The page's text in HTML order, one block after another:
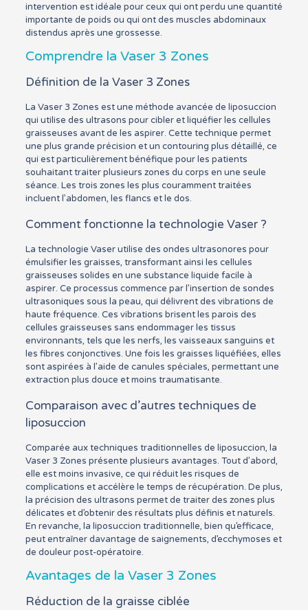
intervention est idéale pour ceux qui ont perdu une quantité
importante de poids ou qui ont des muscles abdominaux
distendus après une grossesse.
Comprendre la Vaser 3 Zones
Définition de la Vaser 3 Zones
La Vaser 3 Zones est une méthode avancée de liposuccion
qui utilise des ultrasons pour cibler et liquéfier les cellules
graisseuses avant de les aspirer. Cette technique permet
une plus grande précision et un contouring plus détaillé, ce
qui est particulièrement bénéfique pour les patients
souhaitant traiter plusieurs zones du corps en une seule
séance. Les trois zones les plus couramment traitées
incluent l’abdomen, les flancs et le dos.
Comment fonctionne la technologie Vaser ?
La technologie Vaser utilise des ondes ultrasonores pour
émulsifier les graisses, transformant ainsi les cellules
graisseuses solides en une substance liquide facile à
aspirer. Ce processus commence par l’insertion de sondes
ultrasoniques sous la peau, qui délivrent des vibrations de
haute fréquence. Ces vibrations brisent les parois des
cellules graisseuses sans endommager les tissus
environnants, tels que les nerfs, les vaisseaux sanguins et
les fibres conjonctives. Une fois les graisses liquéfiées, elles
sont aspirées à l’aide de canules spéciales, permettant une
extraction plus douce et moins traumatisante.
Comparaison avec d’autres techniques de
liposuccion
Comparée aux techniques traditionnelles de liposuccion, la
Vaser 3 Zones présente plusieurs avantages. Tout d’abord,
elle est moins invasive, ce qui réduit les risques de
complications et accélère le temps de récupération. De plus,
la précision des ultrasons permet de traiter des zones plus
délicates et d’obtenir des résultats plus définis et naturels.
En revanche, la liposuccion traditionnelle, bien qu’efficace,
peut entraîner davantage de saignements, d’ecchymoses et
de douleur post-opératoire.
Avantages de la Vaser 3 Zones
Réduction de la graisse ciblée